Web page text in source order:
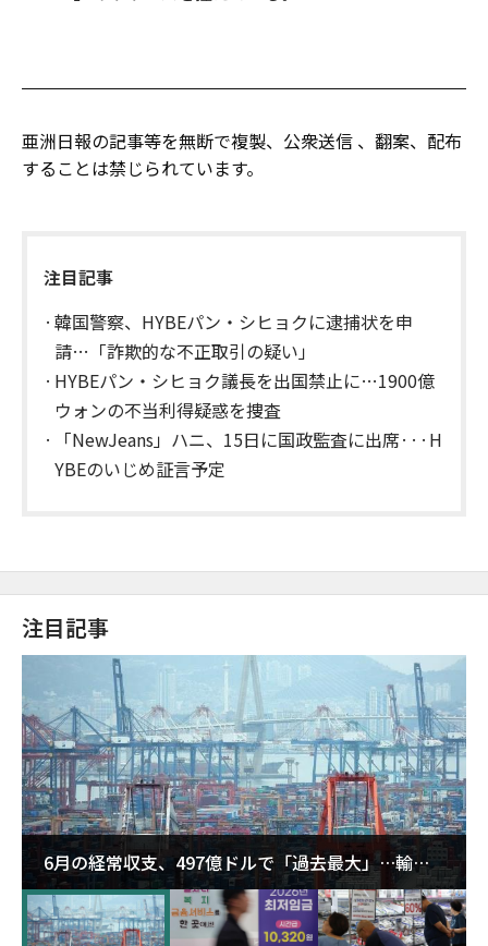
亜洲日報の記事等を無断で複製、公衆送信 、翻案、配布
することは禁じられています。
注目記事
韓国警察、HYBEパン・シヒョクに逮捕状を申
請…「詐欺的な不正取引の疑い」
HYBEパン・シヒョク議長を出国禁止に…1900億
ウォンの不当利得疑惑を捜査
「NewJeans」ハニ、15日に国政監査に出席···H
YBEのいじめ証言予定
注目記事
6月の経常収支、497億ドルで「過去最大」…輸出
が初の1000億ドル突破